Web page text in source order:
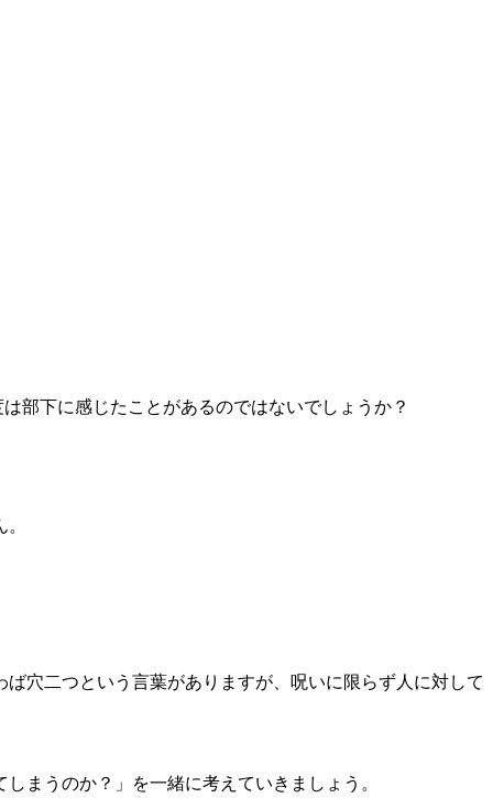
部下に感じたことがあるのではないでしょうか？
穴二つという言葉がありますが、呪いに限らず人に対して
まうのか？」を一緒に考えていきましょう。